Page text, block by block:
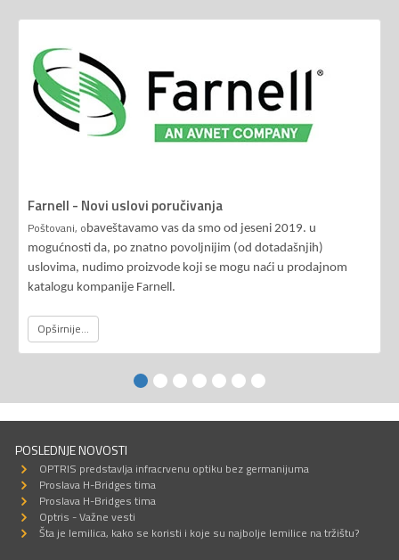
Farnell - Novi uslovi poručivanja
Poštovani, obaveštavamo vas da smo od jeseni 2019. u
mogućnosti da, po znatno povoljnijim (od dotadašnjih)
uslovima, nudimo proizvode koji se mogu naći u prodajnom
katalogu kompanije Farnell.
Opširnije...
POSLEDNJE NOVOSTI
OPTRIS predstavlja infracrvenu optiku bez germanijuma
Proslava H-Bridges tima
Proslava H-Bridges tima
Optris - Važne vesti
Šta je lemilica, kako se koristi i koje su najbolje lemilice na tržištu?